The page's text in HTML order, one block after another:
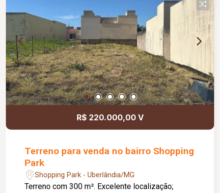
R$ 220.000,00 V
Terreno para venda no bairro Shopping
Park
Shopping Park - Uberlândia/MG
Terreno com 300 m². Excelente localização;